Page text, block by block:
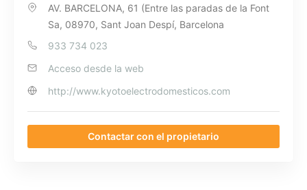
AV. BARCELONA, 61 (Entre las paradas de la Font
Sa, 08970, Sant Joan Despí, Barcelona
933 734 023
Acceso desde la web
http://www.kyotoelectrodomesticos.com
Contactar con el propietario